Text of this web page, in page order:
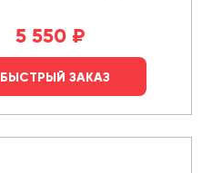
5 550 ₽
БЫСТРЫЙ ЗАКАЗ